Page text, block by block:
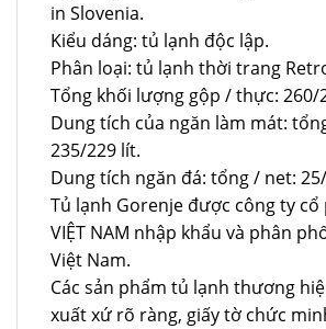
in Slovenia.
Kiểu dáng: tủ lạnh độc lập.
Phân loại: tủ lạnh thời trang
Tổng khối lượng gộp / thực: 260/
Dung tích của ngăn làm mát:
235/229 lít.
Dung tích ngăn đá: tổng / net:
Tủ lạnh Gorenje được công ty cổ
VIỆT NAM nhập khẩu và phân
Việt Nam.
Các sản phẩm tủ lạnh thương
xuất xứ rõ ràng, giấy tờ chức